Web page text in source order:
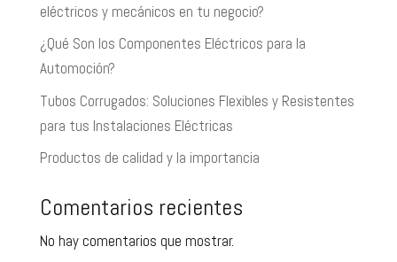
eléctricos y mecánicos en tu negocio?
¿Qué Son los Componentes Eléctricos para la
Automoción?
Tubos Corrugados: Soluciones Flexibles y Resistentes
para tus Instalaciones Eléctricas
Productos de calidad y la importancia
Comentarios recientes
No hay comentarios que mostrar.